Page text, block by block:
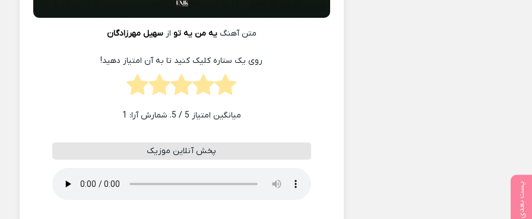
پست بعدی
متن آهنگیه من یه تو ازسهیل مهرزادگان
روی یک ستاره کلیک کنید تا به آن امتیاز دهید!
میانگین امتیاز 5 / 5. شمارش آرا: 1
پخش آنلاین موزیک